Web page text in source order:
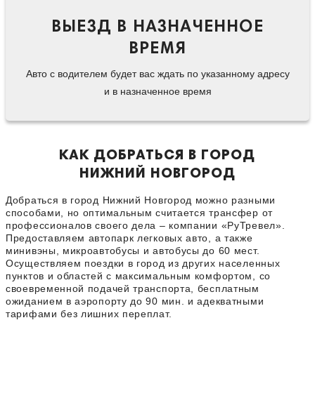
ВЫЕЗД В НАЗНАЧЕННОЕ
ВРЕМЯ
Авто с водителем будет вас ждать по указанному адресу
и в назначенное время
КАК ДОБРАТЬСЯ В ГОРОД
НИЖНИЙ НОВГОРОД
Добраться в город Нижний Новгород можно разными
способами, но оптимальным считается трансфер от
профессионалов своего дела – компании «РуТревел».
Предоставляем автопарк легковых авто, а также
минивэны, микроавтобусы и автобусы до 60 мест.
Осуществляем поездки в город из других населенных
пунктов и областей с максимальным комфортом, со
своевременной подачей транспорта, бесплатным
ожиданием в аэропорту до 90 мин. и адекватными
тарифами без лишних переплат.